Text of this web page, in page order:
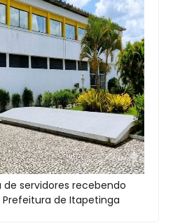
de servidores recebendo
Prefeitura de Itapetinga